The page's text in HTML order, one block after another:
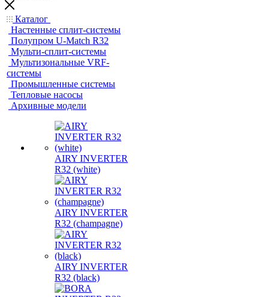
Каталог
Настенные сплит-системы
Полупром U-Match R32
Мульти-сплит-системы
Мультизональные VRF-
системы
Промышленные системы
Тепловые насосы
Архивные модели
AIRY INVERTER
R32 (white)
AIRY INVERTER
R32 (champagne)
AIRY INVERTER
R32 (black)